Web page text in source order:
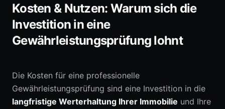
Kosten & Nutzen: Warum sich die
Investition in eine
Gewährleistungsprüfung lohnt
Die Kosten für eine professionelle
Gewährleistungsprüfung sind eine Investition in die
langfristige Werterhaltung Ihrer Immobilie und Ihre